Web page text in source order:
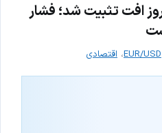
افت تثبیت شد؛ فشار
EUR/USD، اقتصادی